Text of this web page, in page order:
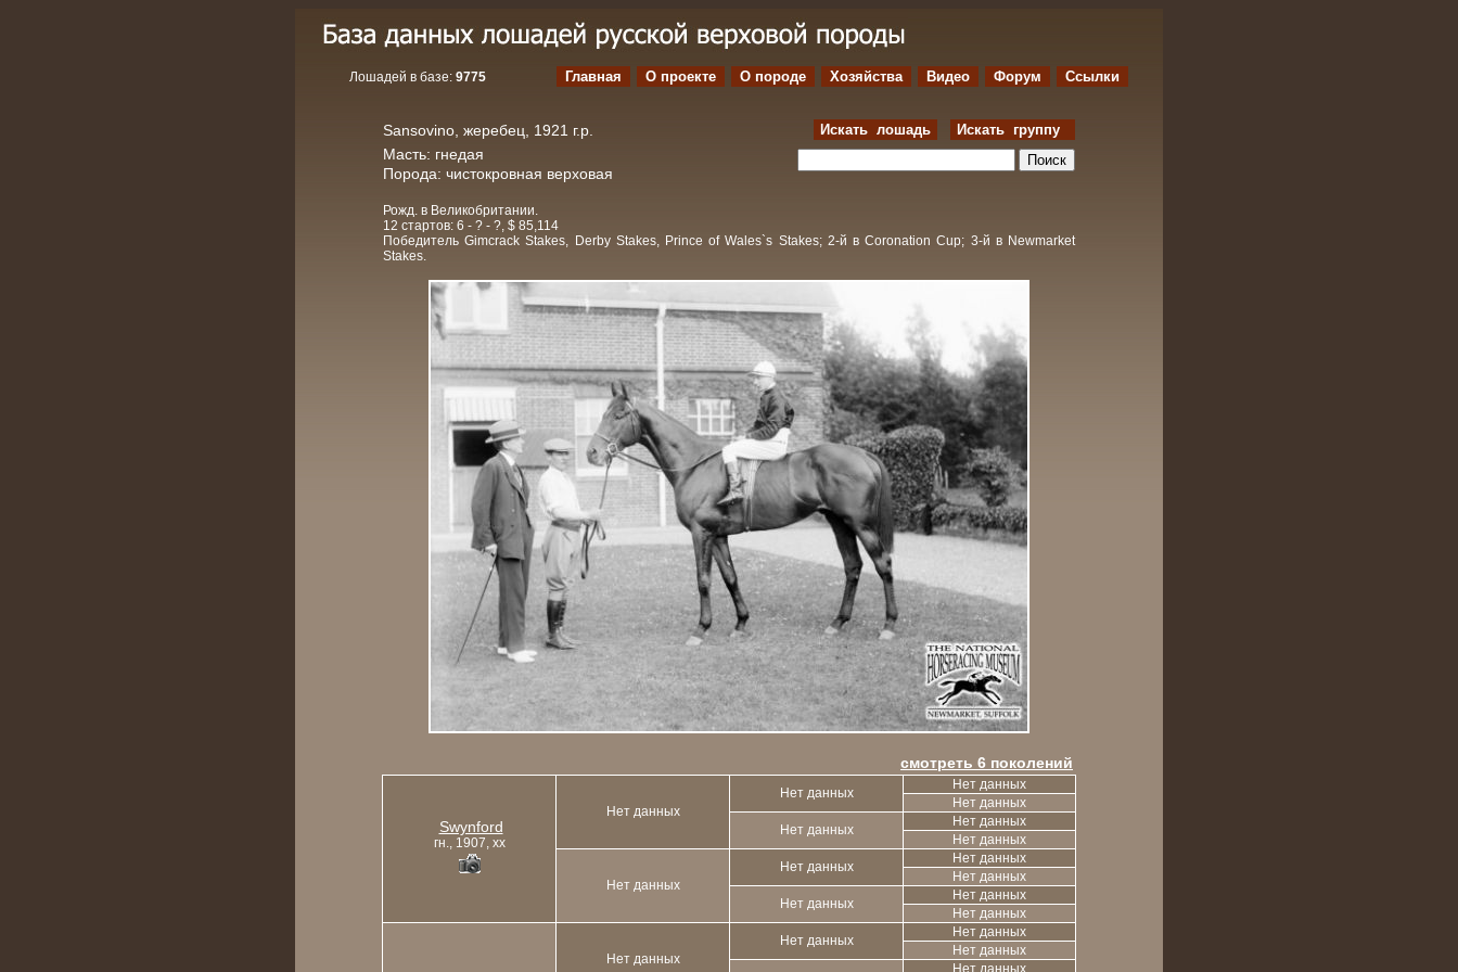
Лошадей в базе: 9775 Главная О проекте O породе Хозяйства Видео Форум Ссылки
Sansovino, жеребец, 1921 г.р. Искать лошадь Искать группу
Масть: гнедая
Порода: чистокровная верховая
Рожд. в Великобритании.
12 стартов: 6 - ? - ?, $ 85,114
Победитель Gimcrack Stakes, Derby Stakes, Prince of Wales`s Stakes; 2-й в Coronation Cup; 3-й в Newmarket
Stakes.
смотреть 6 поколений
Swynford
гн., 1907, xx
Нет данных
Нет данных
Нет данных
Нет данных
Нет данных
Нет данных
Нет данных
Нет данных
Нет данных
Нет данных
Нет данных
Нет данных
Нет данных
Нет данных
Нет данных
Нет данных
Нет данных
Нет данных
Нет данных